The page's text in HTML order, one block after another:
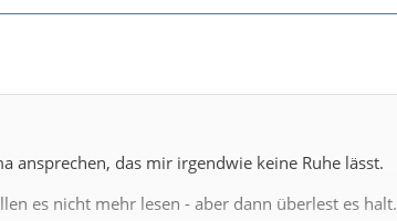
ansprechen, das mir irgendwie keine Ruhe lässt.
es nicht mehr lesen - aber dann überlest es halt.